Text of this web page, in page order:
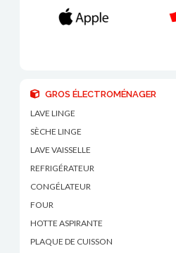
GROS ÉLECTROMÉNAGER
LAVE LINGE
SÈCHE LINGE
LAVE VAISSELLE
REFRIGÉRATEUR
CONGÉLATEUR
FOUR
HOTTE ASPIRANTE
PLAQUE DE CUISSON